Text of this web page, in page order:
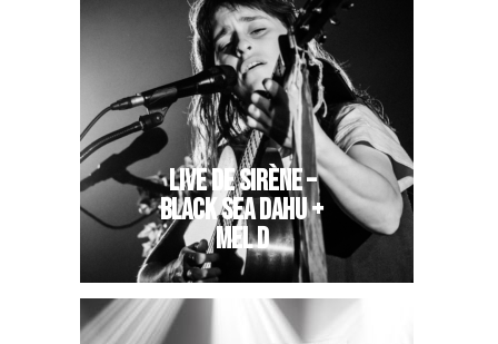
LIVE DE SIRÈNE –
BLACK SEA DAHU +
MEL D